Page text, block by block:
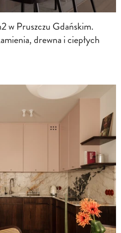
w Pruszczu Gdańskim.
drewna i ciepłych